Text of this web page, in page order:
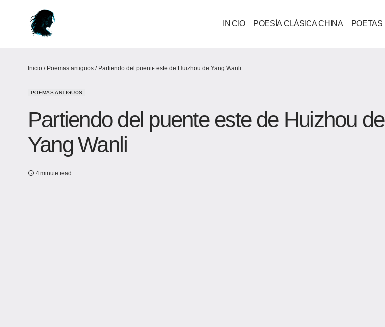
INICIO POESÍA CLÁSICA CHINA POETAS
Inicio / Poemas antiguos / Partiendo del puente este de Huizhou de Yang Wanli
POEMAS ANTIGUOS
Partiendo del puente este de Huizhou de
Yang Wanli
4 minute read